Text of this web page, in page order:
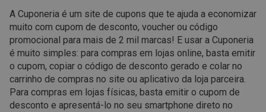
A Cuponeria é um site de cupons que te ajuda a economizar
muito com cupom de desconto, voucher ou código
promocional para mais de 2 mil marcas! E usar a Cuponeria
é muito simples: para compras em lojas online, basta emitir
o cupom, copiar o código de desconto gerado e colar no
carrinho de compras no site ou aplicativo da loja parceira.
Para compras em lojas físicas, basta emitir o cupom de
desconto e apresentá-lo no seu smartphone direto no